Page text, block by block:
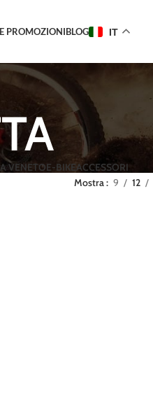
PROMOZIONIBLOG IT
VENETOE-BIKEACCESSORI
Mostra 9 12